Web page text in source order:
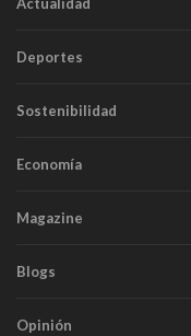
Deportes
Sostenibilidad
Economía
Magazine
Blogs
Opinión